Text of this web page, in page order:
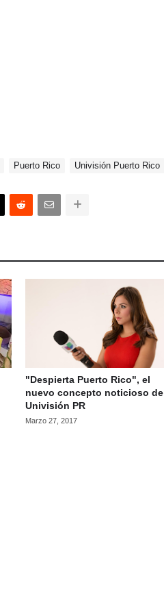
Puerto Rico Univisión Puerto Rico
"Despierta Puerto Rico", el
nuevo concepto noticioso de
Univisión PR
Marzo 27, 2017